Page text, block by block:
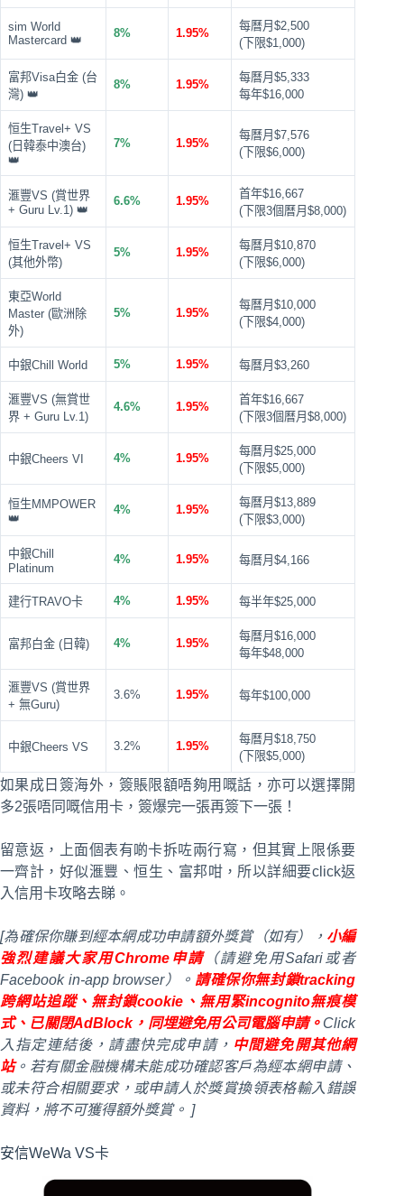
sim World
Mastercard 👑
8% 1.95%
每曆月$2,500
(下限$1,000)
富邦Visa白金 (台
灣) 👑
8% 1.95%
每曆月$5,333
每年$16,000
恒生Travel+ VS
(日韓泰中澳台)
👑
7% 1.95%
每曆月$7,576
(下限$6,000)
滙豐VS (賞世界
+ Guru Lv.1) 👑
6.6% 1.95%
首年$16,667
(下限3個曆月$8,000)
恒生Travel+ VS
(其他外幣)
5% 1.95%
每曆月$10,870
(下限$6,000)
東亞World
Master (歐洲除
外)
5% 1.95%
每曆月$10,000
(下限$4,000)
中銀Chill World 5% 1.95% 每曆月$3,260
滙豐VS (無賞世
界 + Guru Lv.1)
4.6% 1.95%
首年$16,667
(下限3個曆月$8,000)
中銀Cheers VI 4% 1.95%
每曆月$25,000
(下限$5,000)
恒生MMPOWER
👑
4% 1.95%
每曆月$13,889
(下限$3,000)
中銀Chill
Platinum
4% 1.95% 每曆月$4,166
建行TRAVO卡 4% 1.95% 每半年$25,000
富邦白金 (日韓) 4% 1.95%
每曆月$16,000
每年$48,000
滙豐VS (賞世界
+ 無Guru)
3.6% 1.95% 每年$100,000
中銀Cheers VS 3.2% 1.95%
每曆月$18,750
(下限$5,000)
如果成日簽海外，簽賬限額唔夠用嘅話，亦可以選擇開
多2張唔同嘅信用卡，簽爆完一張再簽下一張！
留意返，上面個表有啲卡拆咗兩行寫，但其實上限係要
一齊計，好似滙豐、恒生、富邦咁，所以詳細要click返
入信用卡攻略去睇。
[為確保你賺到經本網成功申請額外獎賞（如有）， 小編
強烈建議大家用Chrome申請（請避免用Safari或者
Facebook in-app browser）。 請確保你無封鎖tracking
跨網站追蹤、無封鎖cookie、無用緊incognito無痕模
式、已關閉AdBlock，同埋避免用公司電腦申請。 Click
入指定連結後，請盡快完成申請， 中間避免開其他網
站。若有關金融機構未能成功確認客戶為經本網申請、
或未符合相關要求，或申請人於獎賞換領表格輸入錯誤
資料，將不可獲得額外獎賞。 ]
安信WeWa VS卡